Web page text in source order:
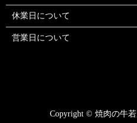
休業日について
営業日について
Copyright © 焼肉の牛若